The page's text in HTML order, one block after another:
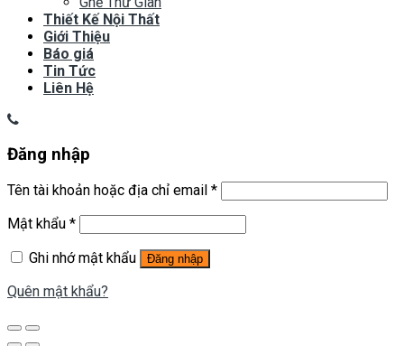
Thiết Kế Nội Thất
Giới Thiệu
Báo giá
Tin Tức
Liên Hệ
Đăng nhập
Tên tài khoản hoặc địa chỉ email *
Mật khẩu *
Ghi nhớ mật khẩu
Đăng nhập
Quên mật khẩu?